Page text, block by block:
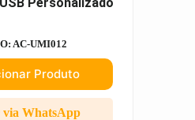
AC-UMI012
Produto
via WhatsApp